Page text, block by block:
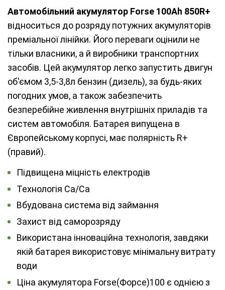
Автомобільний акумулятор Forse 100Ah 850R+
відноситься до розряду потужних акумуляторів
преміальної лінійки. Його переваги оцінили не
тільки власники, а й виробники транспортних
засобів. Цей акумулятор легко запустить двигун
об'ємом 3,5-3,8л бензин (дизель), за будь-яких
погодних умов, а також забезпечить
безперебійне живлення внутрішніх приладів та
систем автомобіля. Батарея випущена в
Європейському корпусі, має полярність R+
(правий).
Підвищена міцність електродів
Технологія Сa/Ca
Вбудована система від займання
Захист від саморозряду
Використана інноваційна технологія, завдяки
якій батарея використовує мінімальну витрату
води
Ціна акумулятора Forse(Форсе)100 є однією з